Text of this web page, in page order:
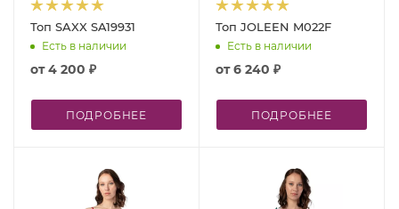
Топ SAXX SA19931
Есть в наличии
от4 200 ₽
ПОДРОБНЕЕ
Топ JOLEEN M022F
Есть в наличии
от6 240 ₽
ПОДРОБНЕЕ